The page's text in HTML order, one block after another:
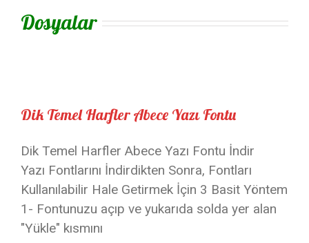
Dosyalar
Dik Temel Harfler Abece Yazı Fontu
Dik Temel Harfler Abece Yazı Fontu İndir
Yazı Fontlarını İndirdikten Sonra, Fontları
Kullanılabilir Hale Getirmek İçin 3 Basit Yöntem
1- Fontunuzu açıp ve yukarıda solda yer alan
"Yükle" kısmını